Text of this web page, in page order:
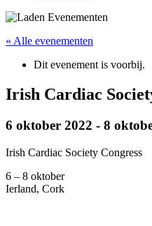
« Alle evenementen
Dit evenement is voorbij.
Irish Cardiac
6 oktober 2022 - 8
Irish Cardiac Society Congress
6 – 8 oktober
Ierland, Cork